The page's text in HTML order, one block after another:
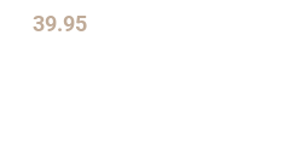
39.95